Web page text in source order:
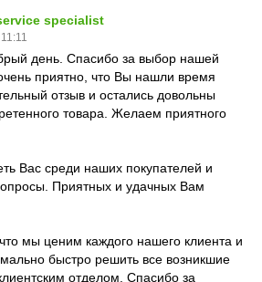
specialist
день. Спасибо за выбор нашей
приятно, что Вы нашли время
отзыв и остались довольны
товара. Желаем приятного
Вас среди наших покупателей и
Приятных и удачных Вам
мы ценим каждого нашего клиента и
быстро решить все возникшие
отделом. Спасибо за